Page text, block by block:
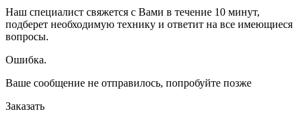
Наш специалист свяжется с Вами в течение 10 минут,
подберет необходимую технику и ответит на все имеющиеся
вопросы.
Ошибка.
Ваше сообщение не отправилось, попробуйте позже
Заказать